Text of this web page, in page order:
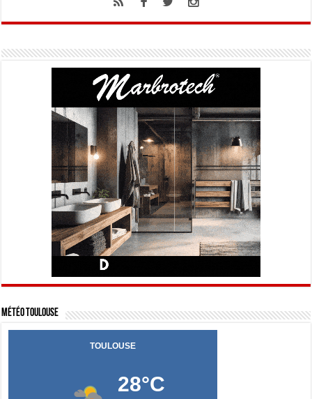
Météo Toulouse